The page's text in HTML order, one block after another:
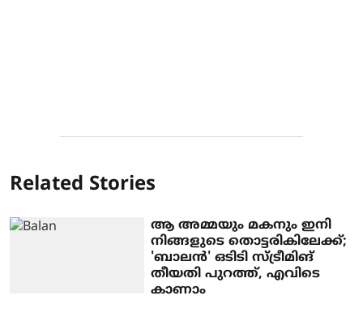
Related Stories
ആ അമ്മയും മകനും ഇനി
നിങ്ങളുടെ തൊട്ടരികിലേക്ക്;
'ബാലൻ' ഒടിടി സ്ട്രീമിങ്
തീയതി പുറത്ത്, എവിടെ
കാണാം